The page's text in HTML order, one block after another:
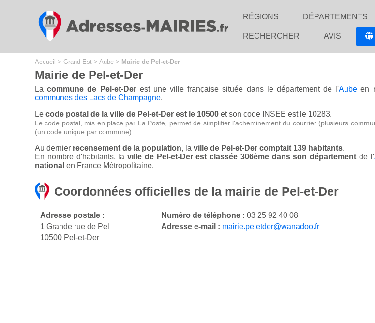
RÉGIONS DÉPARTEMENTS
RECHERCHER AVIS
Accueil > Grand Est > Aube > Mairie de Pel-et-Der
Mairie de Pel-et-Der
Lacommune de Pel-et-Derest une ville française située dans le département de l'Aube en
communes des Lacs de Champagne.
Le code postal de la ville de Pel-et-Der est le 10500 et son code INSEE est le 10283.
Le code postal, mis en place par La Poste, permet de simplifier l'acheminement du courrier (plusieurs
(un code unique par commune).
Au dernier recensement de la population, la ville de Pel-et-Der comptait 139 habitants.
En nombre d'habitants, la ville de Pel-et-Der est classée 306ème dans son département de l'
national en France Métropolitaine.
Coordonnées officielles de la mairie de Pel-et-Der
Adresse postale :
1 Grande rue de Pel
10500 Pel-et-Der
Numéro de téléphone : 03 25 92 40 08
Adresse e-mail : mairie.peletder@wanadoo.fr